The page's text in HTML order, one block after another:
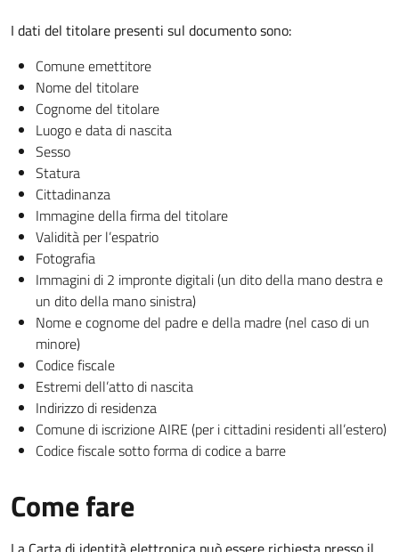
I dati del titolare presenti sul documento sono:
Comune emettitore
Nome del titolare
Cognome del titolare
Luogo e data di nascita
Sesso
Statura
Cittadinanza
Immagine della firma del titolare
Validità per l’espatrio
Fotografia
Immagini di 2 impronte digitali (un dito della mano destra e
un dito della mano sinistra)
Nome e cognome del padre e della madre (nel caso di un
minore)
Codice fiscale
Estremi dell’atto di nascita
Indirizzo di residenza
Comune di iscrizione AIRE (per i cittadini residenti all’estero)
Codice fiscale sotto forma di codice a barre
Come fare